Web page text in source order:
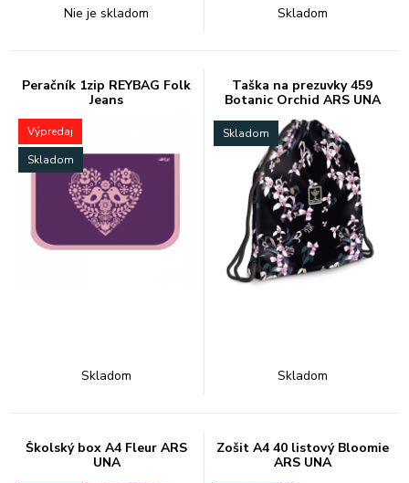
Nie je skladom Skladom
Peračník 1zip REYBAG Folk
Jeans
Výpredaj
Skladom
Skladom
Taška na prezuvky 459
Botanic Orchid ARS UNA
Skladom
Skladom
Školský box A4 Fleur ARS
UNA
Zošit A4 40 listový Bloomie
ARS UNA